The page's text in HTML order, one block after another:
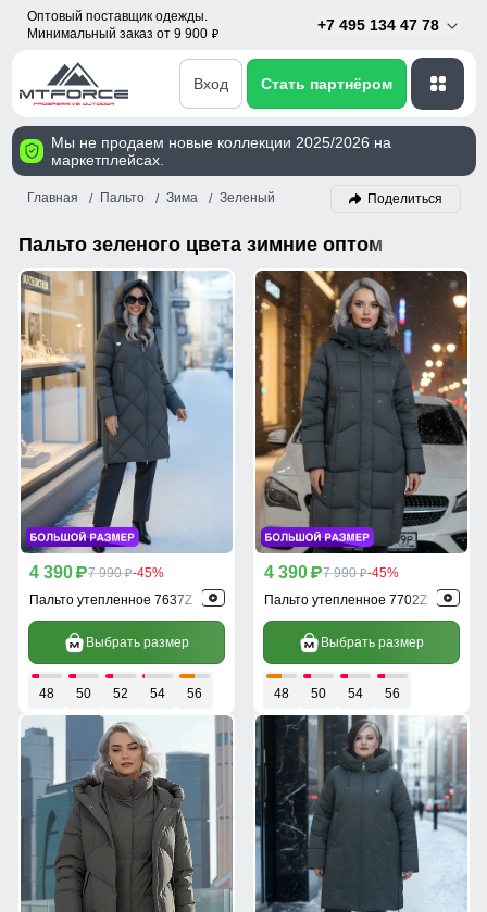
Оптовый поставщик одежды.
Минимальный заказ от 9 900 p
+7 495 134 47 78
Вход Стать партнёром
Мы не продаем новые коллекции 2025/2026 на
маркетплейсах.
Главная Пальто Зима Зеленый Поделиться
Пальто зеленого цвета зимние оптом
4 390 p7 990 p-45%
Пальто утепленное 7637Z
Выбрать размер
48 50 52 54 56
4 390 p7 990 p-45%
Пальто утепленное 7702Z
Выбрать размер
48 50 54 56